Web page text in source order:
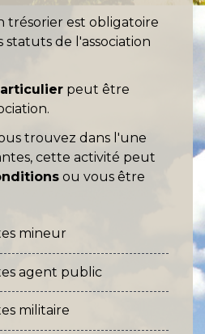
trésorier est obligatoire
statuts de l'association
peut être
trouvez dans l'une
cette activité peut
ou vous être
mineur
agent public
militaire